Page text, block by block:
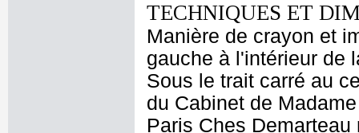
TECHNIQUES ET
Manière de crayon et
gauche à l'intérieur de
Sous le trait carré au
du Cabinet de
Paris Ches